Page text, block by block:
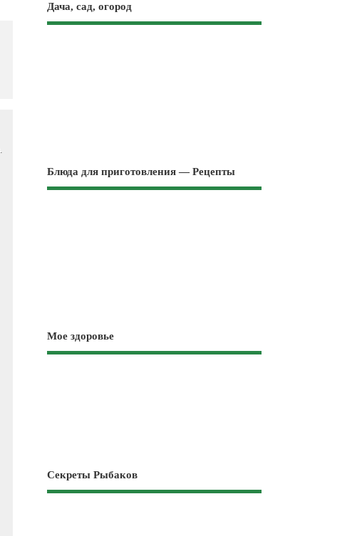
Дача, сад, огород
Блюда для приготовления — Рецепты
Мое здоровье
Секреты Рыбаков